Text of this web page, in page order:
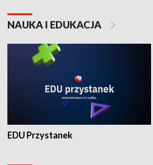
NAUKA I EDUKACJA
EDU Przystanek